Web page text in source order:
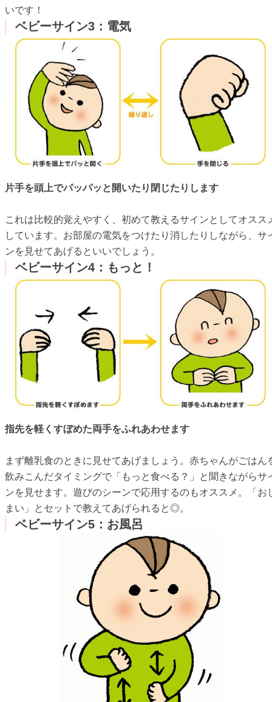
いです！
ベビーサイン3：電気
片手を頭上でパッパッと開いたり閉じたりします
これは比較的覚えやすく、初めて教えるサインとしてオスス
しています。お部屋の電気をつけたり消したりしながら、サ
ンを見せてあげるといいでしょう。
ベビーサイン4：もっと！
指先を軽くすぼめた両手をふれあわせます
まず離乳食のときに見せてあげましょう。赤ちゃんがごはん
飲みこんだタイミングで「もっと食べる？」と聞きながらサ
ンを見せます。遊びのシーンで応用するのもオススメ。「お
まい」とセットで教えてあげられると◎。
ベビーサイン5：お風呂